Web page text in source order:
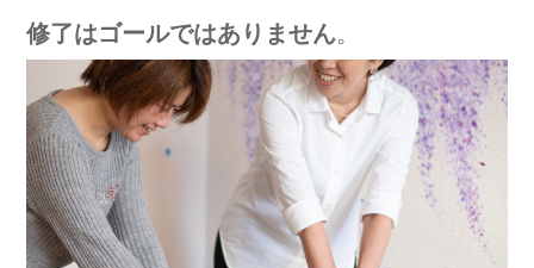
修了はゴールではありません。